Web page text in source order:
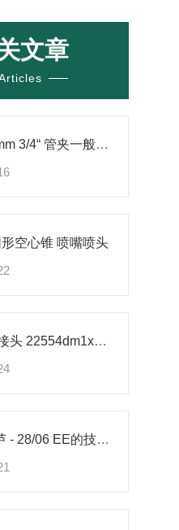
文章
Sikla 25-30mm 3/4“ 管夹一般用于哪里
空心锥 喷嘴喷头
Pflitsch电缆接头 22554dm1x6/1x8 的技术参数
环链电动葫芦 - 28/06 EE的技术参数